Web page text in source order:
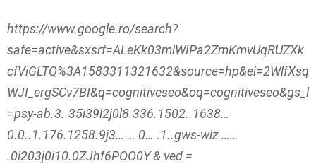
https://www.google.ro/search?
safe=active&sxsrf=ALeKk03mlWIPa2ZmKmvUqRUZXk
cfViGLTQ%3A1583311321632&source=hp&ei=2WlfXsq
WJI_ergSCv7BI&q=cognitiveseo&oq=cognitiveseo&gs_l
=psy-ab.3..35i39l2j0l8.336.1502..1638…
0.0..1.176.1258.9j3… … 0… .1..gws-wiz ……
.0i203j0i10.0ZJhf6POO0Y & ved =